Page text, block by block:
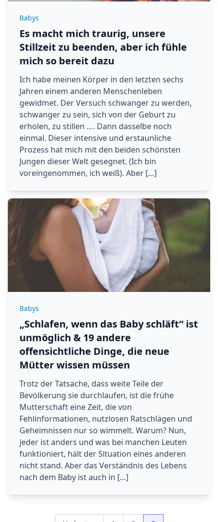
Babys
Es macht mich traurig, unsere
Stillzeit zu beenden, aber ich fühle
mich so bereit dazu
Ich habe meinen Körper in den letzten sechs
Jahren einem anderen Menschenleben
gewidmet. Der Versuch schwanger zu werden,
schwanger zu sein, sich von der Geburt zu
erholen, zu stillen …. Dann dasselbe noch
einmal. Dieser intensive und erstaunliche
Prozess hat mich mit den beiden schönsten
Jungen dieser Welt gesegnet. (Ich bin
voreingenommen, ich weiß). Aber […]
Babys
„Schlafen, wenn das Baby schläft“ ist
unmöglich & 19 andere
offensichtliche Dinge, die neue
Mütter wissen müssen
Trotz der Tatsache, dass weite Teile der
Bevölkerung sie durchlaufen, ist die frühe
Mutterschaft eine Zeit, die von
Fehlinformationen, nutzlosen Ratschlägen und
Geheimnissen nur so wimmelt. Warum? Nun,
jeder ist anders und was bei manchen Leuten
funktioniert, hält der Situation eines anderen
nicht stand. Aber das Verständnis des Lebens
nach dem Baby ist auch in […]
Seitennummerierung